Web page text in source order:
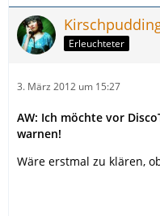
Erleuchteter
3. März 2012 um 15:27
AW: Ich möchte vor
warnen!
Wäre erstmal zu klären,